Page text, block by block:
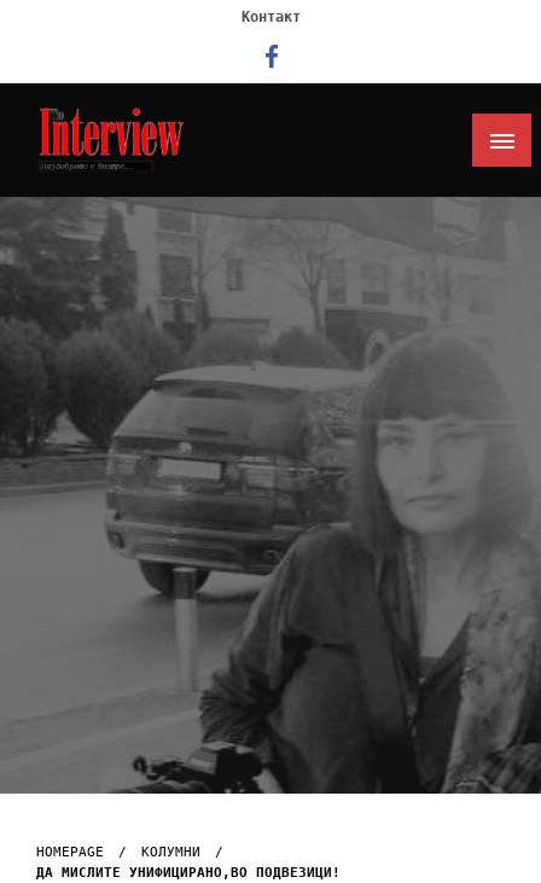
Контакт
Интервју
HOMEPAGE
KОЛУМНИ
ДА МИСЛИТЕ УНИФИЦИРАНО,ВО ПОДВЕЗИЦИ!